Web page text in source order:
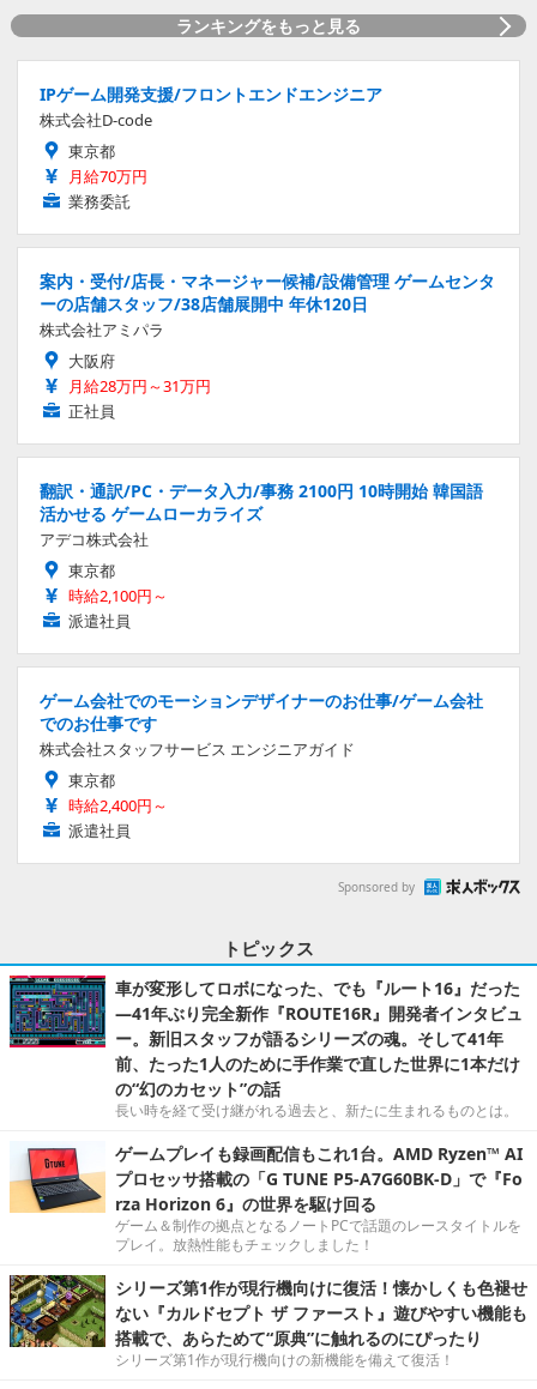
ランキングをもっと見る
IPゲーム開発支援/フロントエンドエンジニア
株式会社D-code
東京都
月給70万円
業務委託
案内・受付/店長・マネージャー候補/設備管理 ゲームセンタ
ーの店舗スタッフ/38店舗展開中 年休120日
株式会社アミパラ
大阪府
月給28万円～31万円
正社員
翻訳・通訳/PC・データ入力/事務 2100円 10時開始 韓国語
活かせる ゲームローカライズ
アデコ株式会社
東京都
時給2,100円～
派遣社員
ゲーム会社でのモーションデザイナーのお仕事/ゲーム会社
でのお仕事です
株式会社スタッフサービス エンジニアガイド
東京都
時給2,400円～
派遣社員
Sponsored by
トピックス
車が変形してロボになった、でも『ルート16』だった
―41年ぶり完全新作『ROUTE16R』開発者インタビュ
ー。新旧スタッフが語るシリーズの魂。そして41年
前、たった1人のために手作業で直した世界に1本だけ
の“幻のカセット”の話
長い時を経て受け継がれる過去と、新たに生まれるものとは。
ゲームプレイも録画配信もこれ1台。AMD Ryzen™ AI
プロセッサ搭載の「G TUNE P5-A7G60BK-D」で『Fo
rza Horizon 6』の世界を駆け回る
ゲーム＆制作の拠点となるノートPCで話題のレースタイトルを
プレイ。放熱性能もチェックしました！
シリーズ第1作が現行機向けに復活！懐かしくも色褪せ
ない『カルドセプト ザ ファースト』遊びやすい機能も
搭載で、あらためて“原典”に触れるのにぴったり
シリーズ第1作が現行機向けの新機能を備えて復活！